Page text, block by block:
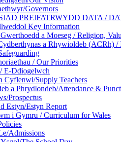
Governors
PREIFATRWYDD DATA /
Key Information
a Moeseg / Religion,
a Rhywioldeb (ACRh) /
/ Our Priorities
E-Ddiogelwch
Cyflenwi/Supply Teachers
a Phrydlondeb/Attendance &
Prospectus
Estyn/Estyn Report
i Gymru / Curriculum for Wales
Admissions